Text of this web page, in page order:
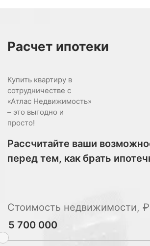
Расчет ипотеки
Купить квартиру в
сотрудничестве с
«Атлас Недвижимость»
– это выгодно и
просто!
Рассчитайте ваши
перед тем, как брать
Стоимость недвижимости, ₽